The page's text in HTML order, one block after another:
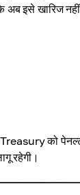
इसे खारिज नहीं
को
रहेगी।